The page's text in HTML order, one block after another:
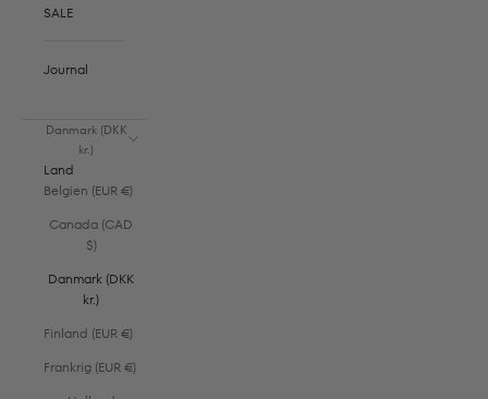
SALE
Journal
Danmark (DKK
kr.)
Land
Belgien (EUR €)
Canada (CAD
$)
Danmark (DKK
kr.)
Finland (EUR €)
Frankrig (EUR €)